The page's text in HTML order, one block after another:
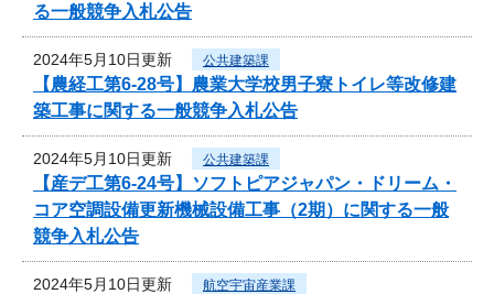
る一般競争入札公告
2024年5月10日更新 公共建築課
【農経工第6-28号】農業大学校男子寮トイレ等改修建
築工事に関する一般競争入札公告
2024年5月10日更新 公共建築課
【産デ工第6-24号】ソフトピアジャパン・ドリーム・
コア空調設備更新機械設備工事（2期）に関する一般
競争入札公告
2024年5月10日更新 航空宇宙産業課